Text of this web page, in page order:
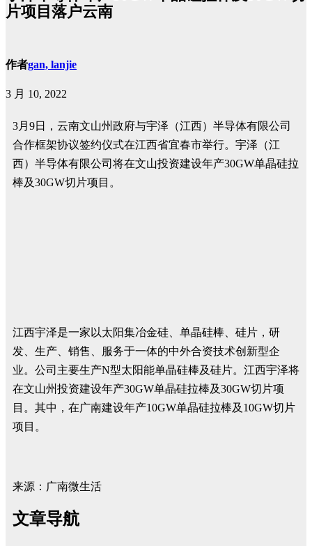
片项目落户云南
作者gan, lanjie
3 月 10, 2022
3月9日，云南文山州政府与宇泽（江西）半导体有限公司
合作框架协议签约仪式在江西省宜春市举行。宇泽（江
西）半导体有限公司将在文山投资建设年产30GW单晶硅拉
棒及30GW切片项目。
江西宇泽是一家以太阳集冶金硅、单晶硅棒、硅片，研
发、生产、销售、服务于一体的中外合资技术创新型企
业。公司主要生产N型太阳能单晶硅棒及硅片。江西宇泽将
在文山州投资建设年产30GW单晶硅拉棒及30GW切片项
目。其中，在广南建设年产10GW单晶硅拉棒及10GW切片
项目。
来源：广南微生活
文章导航